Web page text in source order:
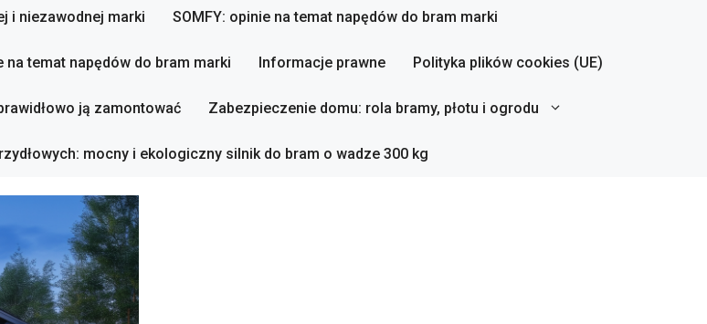
i niezawodnej marki SOMFY: opinie na temat napędów do bram marki
na temat napędów do bram marki Informacje prawne Polityka plików cookies (UE)
ją zamontować Zabezpieczenie domu: rola bramy, płotu i ogrodu
mocny i ekologiczny silnik do bram o wadze 300 kg